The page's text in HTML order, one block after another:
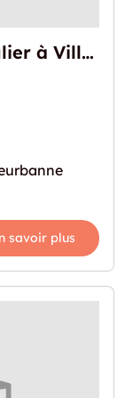
Garde-meuble pour particulier à Villeurbanne
savoir plus